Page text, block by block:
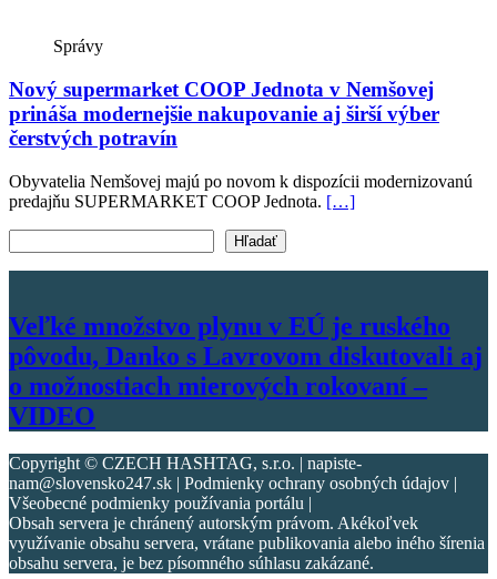
Správy
Nový supermarket COOP Jednota v Nemšovej
prináša modernejšie nakupovanie aj širší výber
čerstvých potravín
Obyvatelia Nemšovej majú po novom k dispozícii modernizovanú
predajňu SUPERMARKET COOP Jednota. […]
Hľadať
Veľké množstvo plynu v EÚ je ruského
pôvodu, Danko s Lavrovom diskutovali aj
o možnostiach mierových rokovaní –
VIDEO
Copyright © CZECH HASHTAG, s.r.o. | napiste-
nam@slovensko247.sk | Podmienky ochrany osobných údajov |
Všeobecné podmienky používania portálu |
Obsah servera je chránený autorským právom. Akékoľvek
využívanie obsahu servera, vrátane publikovania alebo iného šírenia
obsahu servera, je bez písomného súhlasu zakázané.